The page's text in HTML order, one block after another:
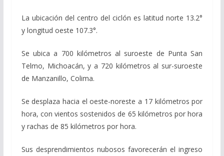
La ubicación del centro del ciclón es latitud norte 13.2°
y longitud oeste 107.3°.
Se ubica a 700 kilómetros al suroeste de Punta San
Telmo, Michoacán, y a 720 kilómetros al sur-suroeste
de Manzanillo, Colima.
Se desplaza hacia el oeste-noreste a 17 kilómetros por
hora, con vientos sostenidos de 65 kilómetros por hora
y rachas de 85 kilómetros por hora.
Sus desprendimientos nubosos favorecerán el ingreso